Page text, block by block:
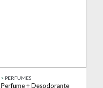
> PERFUMES
Perfume + Desodorante